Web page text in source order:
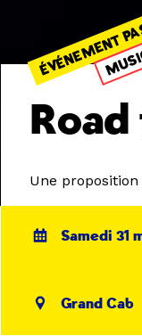
ÉVÉNEMENT
Une
Samedi 31
Grand Cab